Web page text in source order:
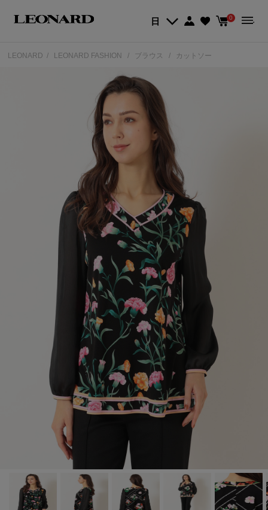
日 0
LEONARD LEONARD FASHION ブラウス カットソー